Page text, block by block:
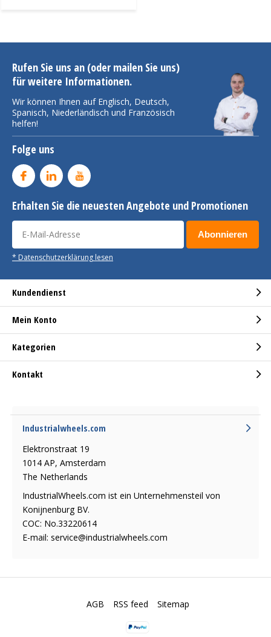
Rufen Sie uns an (oder mailen Sie uns)
für weitere Informationen.
Wir können Ihnen auf Englisch, Deutsch,
Spanisch, Niederländisch und Französisch
helfen!
Folge uns
Erhalten Sie die neuesten Angebote und Promotionen
Abonnieren
* Datenschutzerklärung lesen
Kundendienst
Mein Konto
Kategorien
Kontakt
Industrialwheels.com
Elektronstraat 19
1014 AP, Amsterdam
The Netherlands
IndustrialWheels.com ist ein Unternehmensteil von
Konijnenburg BV.
COC: No.33220614
E-mail: service@industrialwheels.com
AGB RSS feed Sitemap